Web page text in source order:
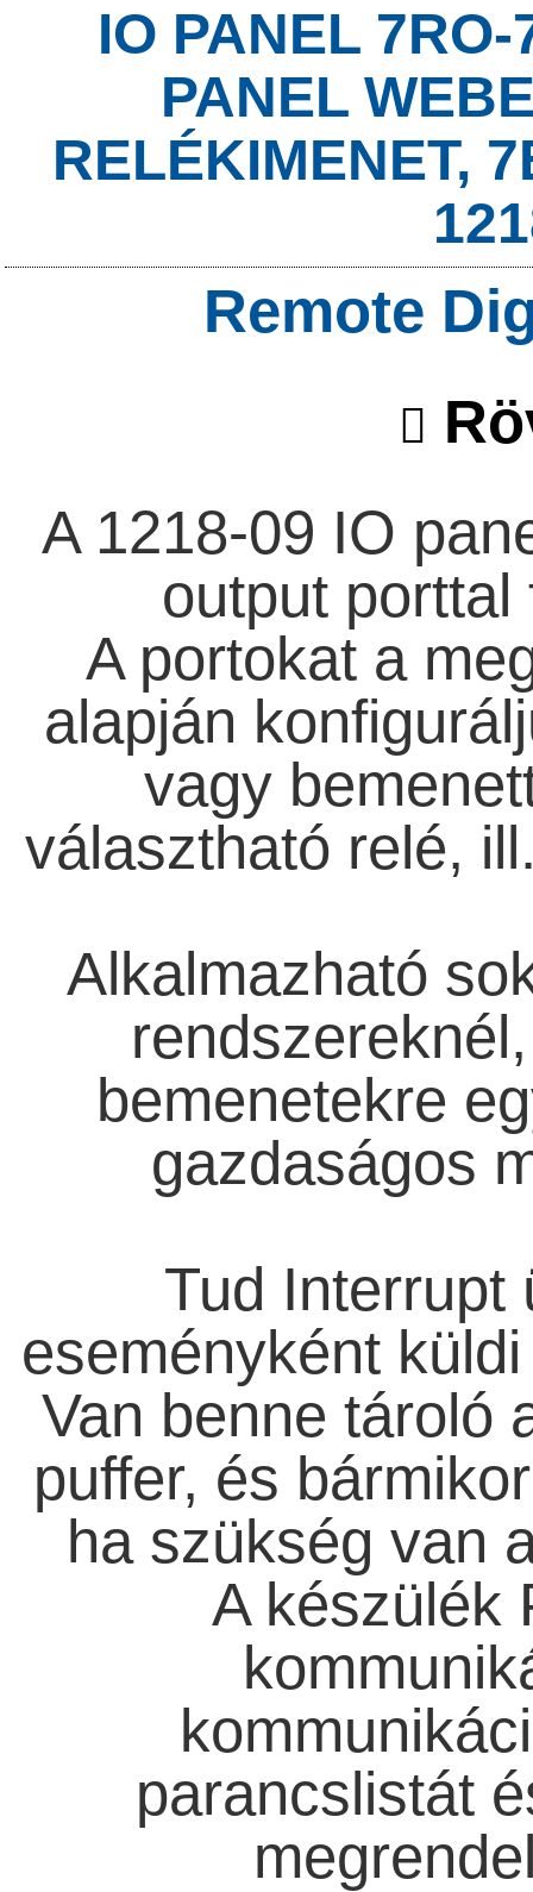
IO PANEL
PANEL
RELÉKIMENET,
Remote
A 1218-09 IO
output
A portokat a
alapján
vagy
választható relé,
Alkalmazható
bemenetekre
gazdaságos
Tud Interrupt
eseményként
Van benne tároló
puffer, és
ha szükség van
A készülék
parancslistát